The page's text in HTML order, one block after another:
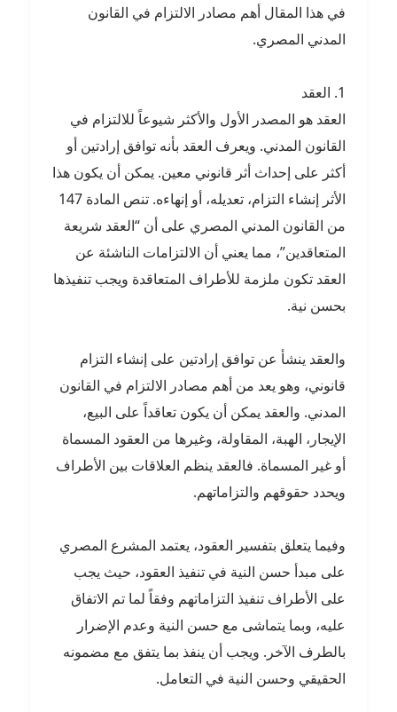
في هذا المقال أهم مصادر الالتزام في القانون
المدني المصري.
1. العقد
العقد هو المصدر الأول والأكثر شيوعاً للالتزام في
القانون المدني. ويعرف العقد بأنه توافق إرادتين أو
أكثر على إحداث أثر قانوني معين. يمكن أن يكون هذا
الأثر إنشاء التزام، تعديله، أو إنهاءه. تنص المادة 147
من القانون المدني المصري على أن “العقد شريعة
المتعاقدين”، مما يعني أن الالتزامات الناشئة عن
العقد تكون ملزمة للأطراف المتعاقدة ويجب تنفيذها
بحسن نية.
والعقد ينشأ عن توافق إرادتين على إنشاء التزام
قانوني، وهو يعد من أهم مصادر الالتزام في القانون
المدني. والعقد يمكن أن يكون تعاقداً على البيع،
الإيجار، الهبة، المقاولة، وغيرها من العقود المسماة
أو غير المسماة. فالعقد ينظم العلاقات بين الأطراف
ويحدد حقوقهم والتزاماتهم.
وفيما يتعلق بتفسير العقود، يعتمد المشرع المصري
على مبدأ حسن النية في تنفيذ العقود، حيث يجب
على الأطراف تنفيذ التزاماتهم وفقاً لما تم الاتفاق
عليه، وبما يتماشى مع حسن النية وعدم الإضرار
بالطرف الآخر. ويجب أن ينفذ بما يتفق مع مضمونه
الحقيقي وحسن النية في التعامل.